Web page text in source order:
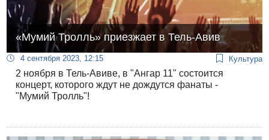
«Мумий Тролль» приезжает в Тель-Авив
4 сентября 2023, 12:15 Культура
2 ноября в Тель-Авиве, в "Ангар 11" состоится
концерт, которого ждут не дождутся фанаты -
"Мумий Тролль"!